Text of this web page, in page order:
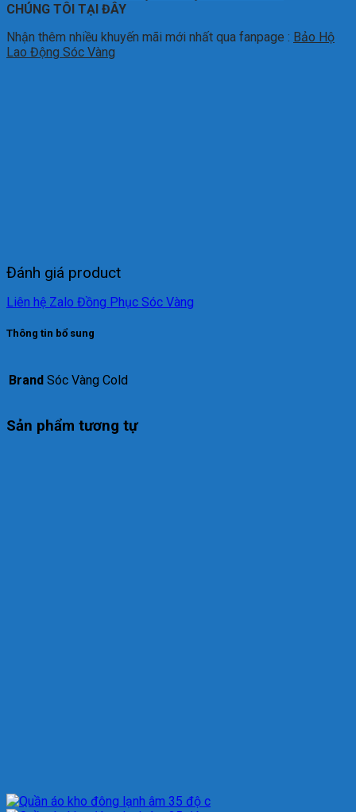
CHÚNG TÔI TẠI ĐÂY
Nhận thêm nhiều khuyến mãi mới nhất qua fanpage : Bảo Hộ
Lao Động Sóc Vàng
Đánh giá product
Liên hệ Zalo Đồng Phục Sóc Vàng
Thông tin bổ sung
Brand Sóc Vàng Cold
Sản phẩm tương tự